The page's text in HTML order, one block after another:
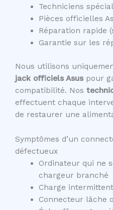
Techniciens
Pièces officielles
Réparation rapide
Garantie sur les
Nous utilisons
jack officiels Asuspour
compatibilité. Nos
effectuent chaque
de restaurer une
Symptômes d’un
défectueux
Ordinateur qui ne
chargeur branché
Charge
Connecteur lâche